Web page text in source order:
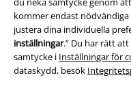
kommer endast
justera dina individuella
inställningar.” Du har rätt
samtycke i Inställningar för
dataskydd, besök
vilja ha Rick och Morty som
då? Klicka dig igenom vårt
en klass för sig!
Hustillbehör berättar en
under många år och skapar